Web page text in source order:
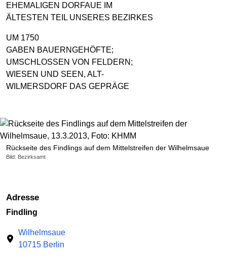
EHEMALIGEN DORFAUE IM
ÄLTESTEN TEIL UNSERES BEZIRKES
UM 1750
GABEN BAUERNGEHÖFTE;
UMSCHLOSSEN VON FELDERN;
WIESEN UND SEEN, ALT-
WILMERSDORF DAS GEPRÄGE
Rückseite des Findlings auf dem Mittelstreifen der Wilhelmsaue
Bild: Bezirksamt
Adresse
Findling
Wilhelmsaue
10715 Berlin